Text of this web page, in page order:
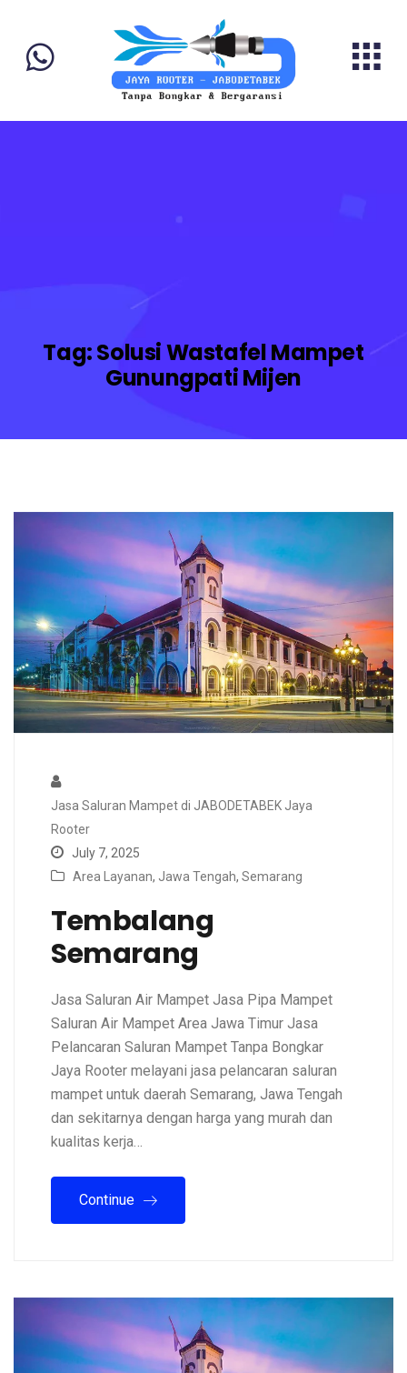
Tag:Solusi Wastafel Mampet
Gunungpati Mijen
Jasa Saluran Mampet di JABODETABEK Jaya
Rooter
July 7, 2025
Area Layanan, Jawa Tengah, Semarang
Tembalang
Semarang
Jasa Saluran Air Mampet Jasa Pipa Mampet
Saluran Air Mampet Area Jawa Timur Jasa
Pelancaran Saluran Mampet Tanpa Bongkar
Jaya Rooter melayani jasa pelancaran saluran
mampet untuk daerah Semarang, Jawa Tengah
dan sekitarnya dengan harga yang murah dan
kualitas kerja…
Continue